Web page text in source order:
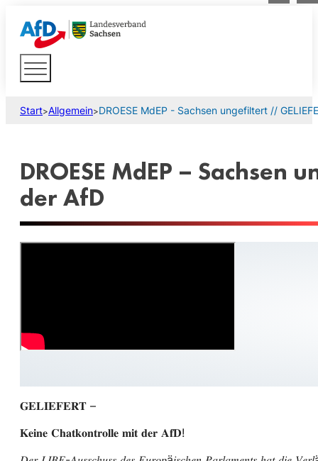
Start>Allgemein>DROESE MdEP - Sachsen ungefiltert //
DROESE MdEP –
der AfD
𝐆𝐄𝐋𝐈𝐄𝐅𝐄𝐑𝐓 –
𝐊𝐞𝐢𝐧𝐞 𝐂𝐡𝐚𝐭𝐤𝐨𝐧𝐭𝐫𝐨𝐥𝐥𝐞 𝐦𝐢𝐭 𝐝𝐞𝐫 𝐀𝐟𝐃!